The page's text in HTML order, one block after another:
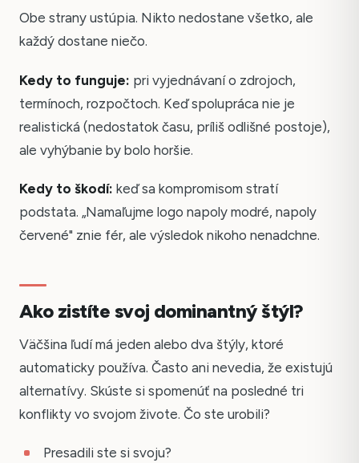
Obe strany ustúpia. Nikto nedostane všetko, ale
každý dostane niečo.
Kedy to funguje: pri vyjednávaní o zdrojoch,
termínoch, rozpočtoch. Keď spolupráca nie je
realistická (nedostatok času, príliš odlišné postoje),
ale vyhýbanie by bolo horšie.
Kedy to škodí: keď sa kompromisom stratí
podstata. „Namaľujme logo napoly modré, napoly
červené" znie fér, ale výsledok nikoho nenadchne.
Ako zistíte svoj dominantný štýl?
Väčšina ľudí má jeden alebo dva štýly, ktoré
automaticky používa. Často ani nevedia, že existujú
alternatívy. Skúste si spomenúť na posledné tri
konflikty vo svojom živote. Čo ste urobili?
Presadili ste si svoju?